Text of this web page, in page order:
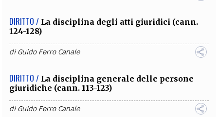
DIRITTO / La disciplina degli atti giuridici (cann.
124-128)
diGuido Ferro Canale
DIRITTO / La disciplina generale delle persone
giuridiche (cann. 113-123)
diGuido Ferro Canale